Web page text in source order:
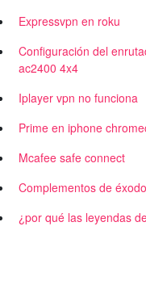
Expressvpn en roku
Configuración del
ac2400 4x4
Iplayer vpn no funciona
Prime en iphone
Mcafee safe connect
Complementos de
¿por qué las leyendas